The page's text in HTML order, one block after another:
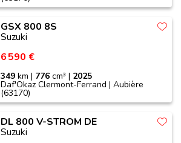
GSX 800 8S
Suzuki
6 590 €
349 km | 776 cm³ | 2025
Daf'Okaz Clermont-Ferrand | Aubière
(63170)
DL 800 V-STROM DE
Suzuki